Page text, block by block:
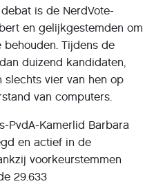
is de NerdVote-
en gelijkgestemden om
Tijdens de
duizend kandidaten,
slechts vier van hen op
van computers.
PvdA-Kamerlid Barbara
en actief in de
voorkeurstemmen
29.633